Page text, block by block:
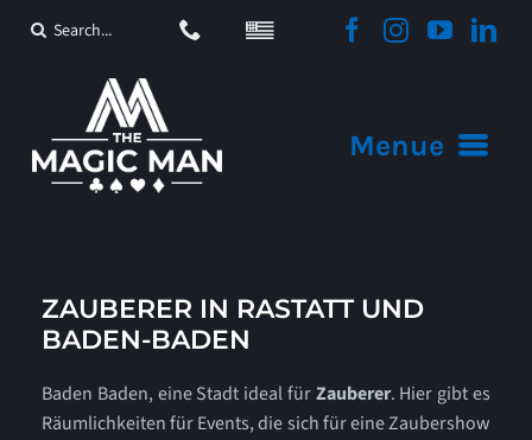
Inhalt
Suche
Menue
Angebote
Aktuelles
ZAUBERER IN RASTATT UND
BADEN-BADEN
Baden Baden, eine Stadt ideal fürZauberer. Hier gibt es
Räumlichkeiten für Events, die sich für eine Zaubershow